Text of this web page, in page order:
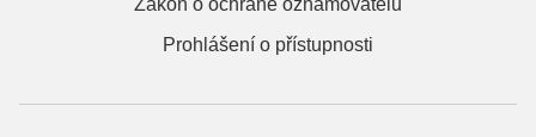
Prohlášení o přístupnosti